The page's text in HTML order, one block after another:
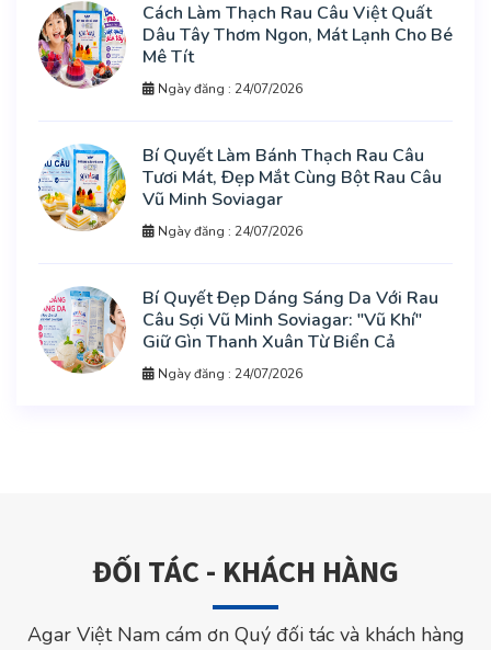
Cách Làm Thạch Rau Câu Việt Quất
Dâu Tây Thơm Ngon, Mát Lạnh Cho Bé
Mê Tít
Ngày đăng : 24/07/2026
Bí Quyết Làm Bánh Thạch Rau Câu
Tươi Mát, Đẹp Mắt Cùng Bột Rau Câu
Vũ Minh Soviagar
Ngày đăng : 24/07/2026
Bí Quyết Đẹp Dáng Sáng Da Với Rau
Câu Sợi Vũ Minh Soviagar: "Vũ Khí"
Giữ Gìn Thanh Xuân Từ Biển Cả
Ngày đăng : 24/07/2026
ĐỐI TÁC - KHÁCH HÀNG
Agar Việt Nam cám ơn Quý đối tác và khách hàng